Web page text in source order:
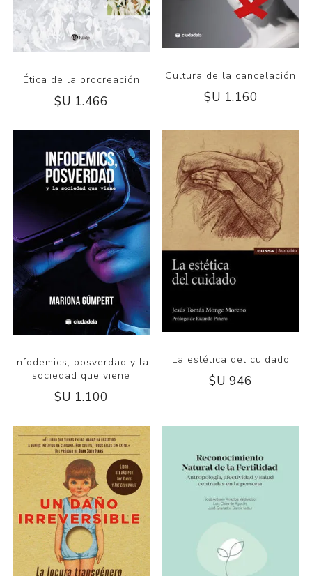
Ética de la procreación
$U 1.466
Cultura de la cancelación
$U 1.160
Infodemics, posverdad y la
sociedad que viene
$U 1.100
La estética del cuidado
$U 946